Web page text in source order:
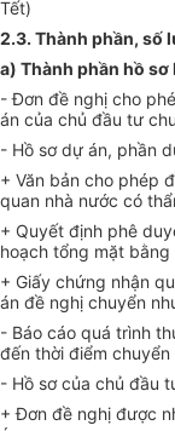
Tết)
2.3. Thành phần, số
a) Thành phần hồ sơ
- Đơn đề nghị cho
án của chủ đầu tư
- Hồ sơ dự án, phần
+ Văn bản cho phép
quan nhà nước có
+ Quyết định phê
hoạch tổng mặt
+ Giấy chứng nhận
án đề nghị chuyển
- Báo cáo quá trình
đến thời điểm chuyển
- Hồ sơ của chủ đầu
+ Đơn đề nghị được